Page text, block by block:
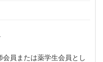
員または薬学生会員とし